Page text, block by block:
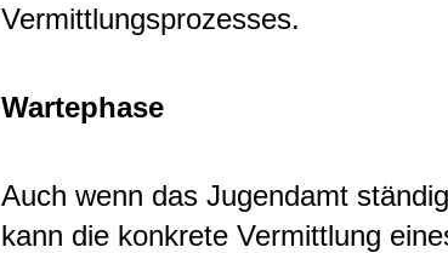
Vermittlungsprozesses.
Wartephase
Auch wenn das Jugendamt
kann die konkrete Vermittlung